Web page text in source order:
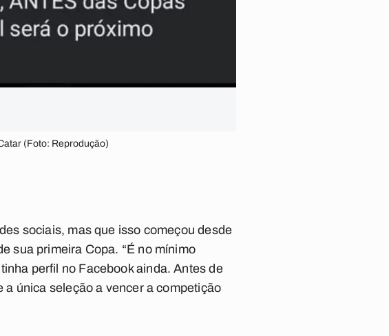
(Foto: Reprodução)
sociais, mas que isso começou desde
sua primeira Copa. “É no mínimo
perfil no Facebook ainda. Antes de
única seleção a vencer a competição